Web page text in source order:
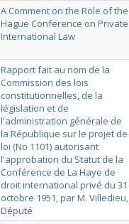
A Comment on the Role of the
Hague Conference on Private
International Law
Rapport fait au nom de la
Commission des lois
constitutionnelles, de la
législation et de
l'administration générale de
la République sur le projet de
loi (No 1101) autorisant
l'approbation du Statut de la
Conférence de La Haye de
droit international privé du 31
octobre 1951, par M. Villedieu,
Député